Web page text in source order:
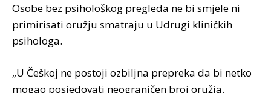
Osobe bez psihološkog pregleda ne bi smjele ni
primirisati oružju smatraju u Udrugi kliničkih
psihologa.
„U Češkoj ne postoji ozbiljna prepreka da bi netko
mogao posjedovati neograničen broj oružja.